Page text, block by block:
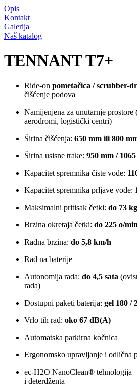
Opis
Kontakt
Galerija
Naš katalog
TENNANT T7+
Ride-on pometačica / scrubber-
čišćenje podova
Namijenjena za unutarnje prostore
aerodromi, logistički centri)
Širina čišćenja: 650 mm ili 800
Širina usisne trake: 950 mm /
Kapacitet spremnika čiste vode:
Kapacitet spremnika prljave vode:
Maksimalni pritisak četki: do 73 kg
Brzina okretaja četki: do 225 o/min
Radna brzina: do 5,8 km/h
Rad na baterije
Autonomija rada: do 4,5 sata
rada)
Dostupni paketi baterija: gel 180 /
Vrlo tih rad: oko 67 dB(A)
Automatska parkirna kočnica
Ergonomsko upravljanje i odlična
ec-H2O NanoClean® tehnologija
i deterdženta